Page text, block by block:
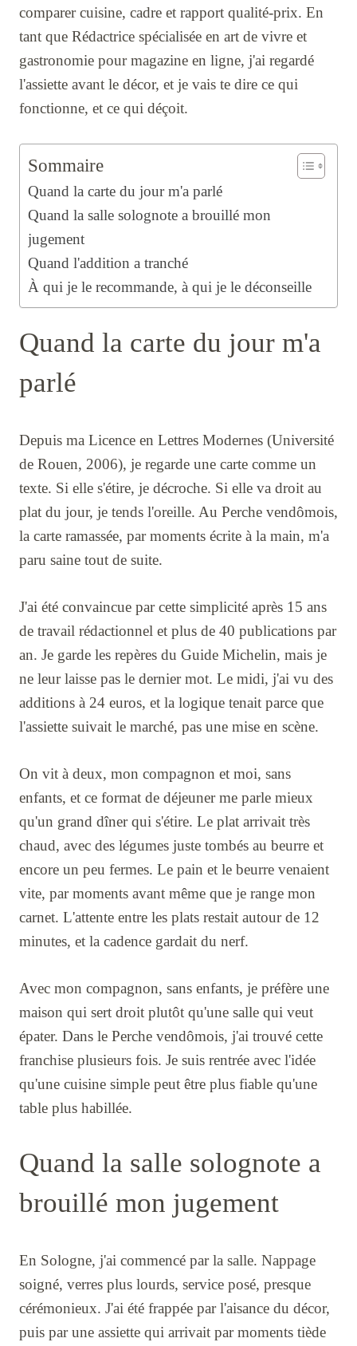
comparer cuisine, cadre et rapport qualité-prix. En
tant que Rédactrice spécialisée en art de vivre et
gastronomie pour magazine en ligne, j'ai regardé
l'assiette avant le décor, et je vais te dire ce qui
fonctionne, et ce qui déçoit.
Sommaire
Quand la carte du jour m'a parlé
Quand la salle solognote a brouillé mon
jugement
Quand l'addition a tranché
À qui je le recommande, à qui je le déconseille
Quand la carte du jour m'a
parlé
Depuis ma Licence en Lettres Modernes (Université
de Rouen, 2006), je regarde une carte comme un
texte. Si elle s'étire, je décroche. Si elle va droit au
plat du jour, je tends l'oreille. Au Perche vendômois,
la carte ramassée, par moments écrite à la main, m'a
paru saine tout de suite.
J'ai été convaincue par cette simplicité après 15 ans
de travail rédactionnel et plus de 40 publications par
an. Je garde les repères du Guide Michelin, mais je
ne leur laisse pas le dernier mot. Le midi, j'ai vu des
additions à 24 euros, et la logique tenait parce que
l'assiette suivait le marché, pas une mise en scène.
On vit à deux, mon compagnon et moi, sans
enfants, et ce format de déjeuner me parle mieux
qu'un grand dîner qui s'étire. Le plat arrivait très
chaud, avec des légumes juste tombés au beurre et
encore un peu fermes. Le pain et le beurre venaient
vite, par moments avant même que je range mon
carnet. L'attente entre les plats restait autour de 12
minutes, et la cadence gardait du nerf.
Avec mon compagnon, sans enfants, je préfère une
maison qui sert droit plutôt qu'une salle qui veut
épater. Dans le Perche vendômois, j'ai trouvé cette
franchise plusieurs fois. Je suis rentrée avec l'idée
qu'une cuisine simple peut être plus fiable qu'une
table plus habillée.
Quand la salle solognote a
brouillé mon jugement
En Sologne, j'ai commencé par la salle. Nappage
soigné, verres plus lourds, service posé, presque
cérémonieux. J'ai été frappée par l'aisance du décor,
puis par une assiette qui arrivait par moments tiède